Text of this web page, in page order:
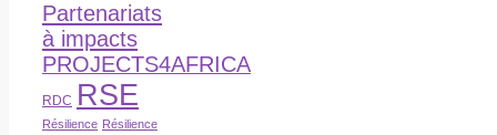
Partenariats
à impacts
PROJECTS4AFRICA
RDC RSE
Résilience Résilience